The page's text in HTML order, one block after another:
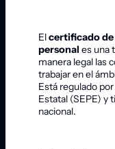
Elcertificado
personal es una
manera legal las
trabajar en el
Está regulado
Estatal (SEPE) y
nacional.